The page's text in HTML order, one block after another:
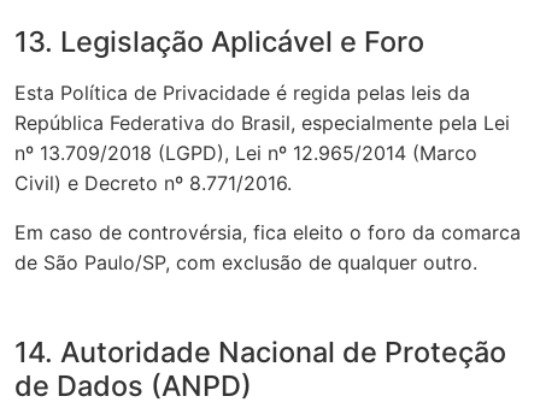
13. Legislação Aplicável e Foro
Esta Política de Privacidade é regida pelas leis da
República Federativa do Brasil, especialmente pela Lei
nº 13.709/2018 (LGPD), Lei nº 12.965/2014 (Marco
Civil) e Decreto nº 8.771/2016.
Em caso de controvérsia, fica eleito o foro da comarca
de São Paulo/SP, com exclusão de qualquer outro.
14. Autoridade Nacional de Proteção
de Dados (ANPD)